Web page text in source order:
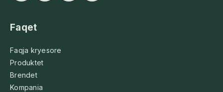
Faqet
Faqja kryesore
Produktet
Brendet
Kompania